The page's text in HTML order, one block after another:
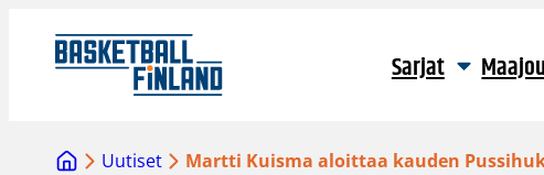
sisältöön
Sarjat
Uutiset Martti Kuisma aloittaa kauden